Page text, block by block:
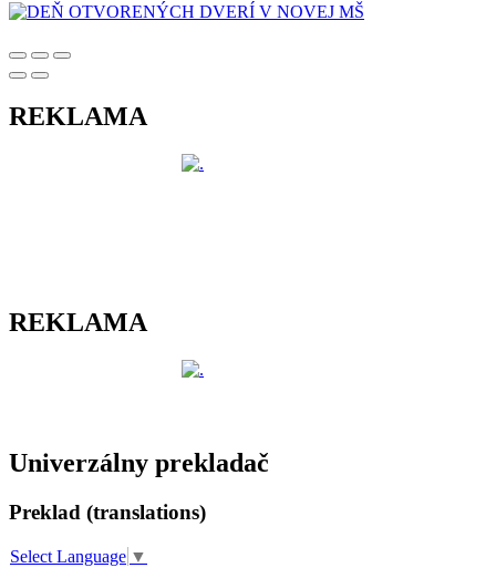
REKLAMA
REKLAMA
Univerzálny prekladač
Preklad (translations)
Select Language ▼